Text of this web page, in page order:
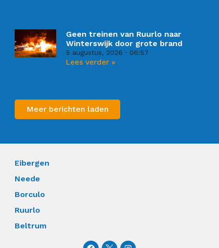
Geen treinen van Ruurlo naar
Winterswijk door grote brand
5 augustus, 2026 06:57
Lees verder »
Meer berichten laden
Eibergen
Neede
Borculo
Ruurlo
Beltrum
F
I